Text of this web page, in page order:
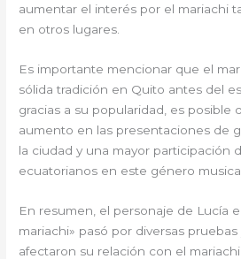
aumentar el interés por el mariachi
en otros lugares.
Es importante mencionar que el
sólida tradición en Quito antes del
gracias a su popularidad, es posible
aumento en las presentaciones de
la ciudad y una mayor participación
ecuatorianos en este género
En resumen, el personaje de Lucía
mariachi» pasó por diversas
afectaron su relación con el